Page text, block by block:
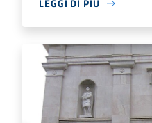
LEGGI DI PIÙ